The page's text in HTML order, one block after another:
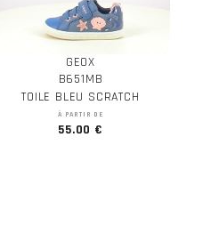
GEOX
B651MB
TOILE BLEU SCRATCH
À PARTIR DE
55.00 €